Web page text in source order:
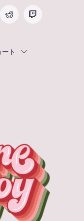
Reddit Twitch
ート